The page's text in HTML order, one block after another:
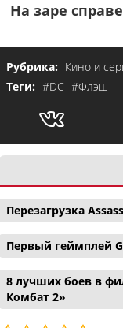
На заре
Рубрика: Кино и
Теги: #DC #Флэш
Перезагрузка
Первый геймплей
8 лучших боев в
Комбат 2»